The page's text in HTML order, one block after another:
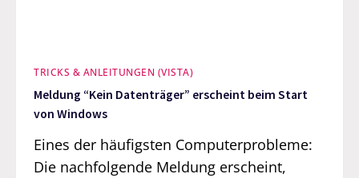
TRICKS & ANLEITUNGEN (VISTA)
Meldung “Kein Datenträger” erscheint beim Start
von Windows
Eines der häufigsten Computerprobleme:
Die nachfolgende Meldung erscheint,